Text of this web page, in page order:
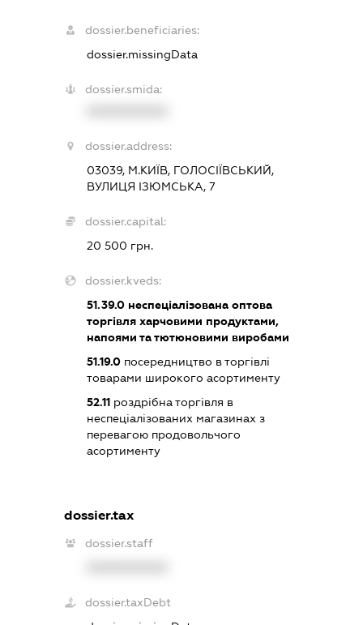
dossier.beneficiaries:
dossier.missingData
dossier.smida:
dossier.address:
03039, М.КИЇВ, ГОЛОСІЇВСЬКИЙ,
ВУЛИЦЯ ІЗЮМСЬКА, 7
dossier.capital:
20 500 грн.
dossier.kveds:
51.39.0 неспеціалізована оптова
торгівля харчовими продуктами,
напоями та тютюновими виробами
51.19.0 посередництво в торгівлі
товарами широкого асортименту
52.11 роздрібна торгівля в
неспеціалізованих магазинах з
перевагою продовольчого
асортименту
dossier.tax
dossier.staff
dossier.taxDebt